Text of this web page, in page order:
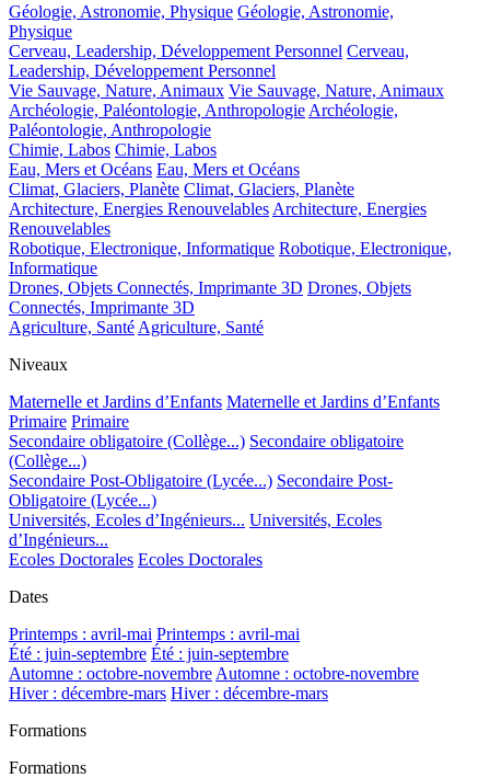
Géologie, Astronomie, Physique Géologie, Astronomie,
Physique
Cerveau, Leadership, Développement Personnel Cerveau,
Leadership, Développement Personnel
Vie Sauvage, Nature, Animaux Vie Sauvage, Nature, Animaux
Archéologie, Paléontologie, Anthropologie Archéologie,
Paléontologie, Anthropologie
Chimie, Labos Chimie, Labos
Eau, Mers et Océans Eau, Mers et Océans
Climat, Glaciers, Planète Climat, Glaciers, Planète
Architecture, Energies Renouvelables Architecture, Energies
Renouvelables
Robotique, Electronique, Informatique Robotique, Electronique,
Informatique
Drones, Objets Connectés, Imprimante 3D Drones, Objets
Connectés, Imprimante 3D
Agriculture, Santé Agriculture, Santé
Niveaux
Maternelle et Jardins d’Enfants Maternelle et Jardins d’Enfants
Primaire Primaire
Secondaire obligatoire (Collège...) Secondaire obligatoire
(Collège...)
Secondaire Post-Obligatoire (Lycée...) Secondaire Post-
Obligatoire (Lycée...)
Universités, Ecoles d’Ingénieurs... Universités, Ecoles
d’Ingénieurs...
Ecoles Doctorales Ecoles Doctorales
Dates
Printemps : avril-mai Printemps : avril-mai
Été : juin-septembre Été : juin-septembre
Automne : octobre-novembre Automne : octobre-novembre
Hiver : décembre-mars Hiver : décembre-mars
Formations
Formations